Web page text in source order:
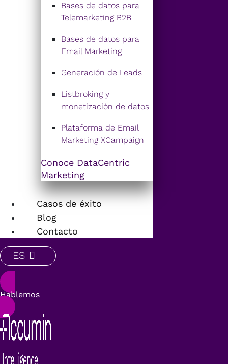
Bases de datos para
Telemarketing B2B
Bases de datos para
Email Marketing
Generación de Leads
Listbroking y
monetización de datos
Plataforma de Email
Marketing XCampaign
Conoce DataCentric
Marketing
Casos de éxito
Blog
Contacto
ES
Hablemos